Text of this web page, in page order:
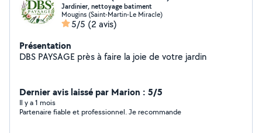
Jardinier, nettoyage batiment
Mougins (Saint-Martin-Le Miracle)
5/5 (2 avis)
Présentation
DBS PAYSAGE près à faire la joie de votre jardin
Dernier avis laissé par Marion : 5/5
Il y a 1 mois
Partenaire fiable et professionnel. Je recommande